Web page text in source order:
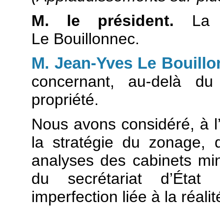
M. le président. La
Le Bouillonnec.
M. Jean-Yves Le
concernant, au-delà
propriété.
Nous avons considéré, à
la stratégie du zonage,
analyses des cabinets
du secrétariat d’État
imperfection liée à la